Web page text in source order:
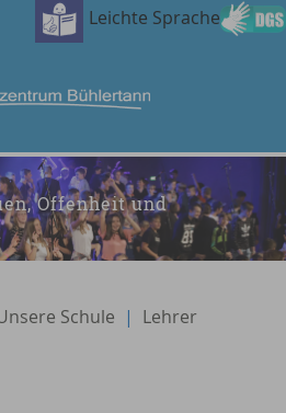
Leichte Sprache
Offenheit und
Schule | Lehrer